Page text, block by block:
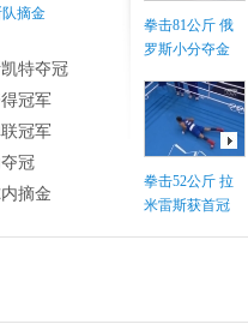
摘金
特夺冠
冠军
冠军
冠
摘金
拳击81公斤 俄
罗斯小分夺金
拳击52公斤 拉
米雷斯获首冠